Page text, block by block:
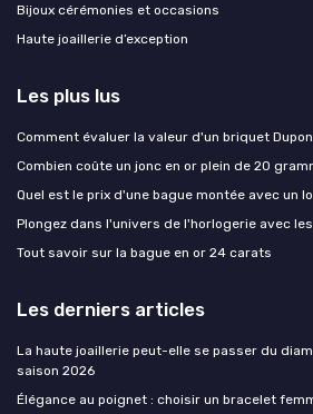
Bijoux cérémonies et occasions
Haute joaillerie d’exception
Les plus lus
Comment évaluer la valeur d'un briquet
Combien coûte un jonc en or plein de 20
Quel est le prix d'une bague montée avec un
Plongez dans l'univers de l'horlogerie avec
Tout savoir sur la bague en or 24 carats
Les derniers articles
La haute joaillerie peut-elle se passer du
saison 2026
Élégance au poignet : choisir un bracelet